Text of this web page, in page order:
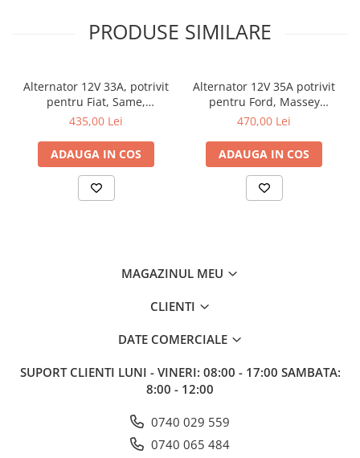
PRODUSE SIMILARE
Alternator 12V 33A, potrivit
pentru Fiat, Same,
Lamborghini
435,00 Lei
ADAUGA IN COS
Alternator 12V 35A potrivit
pentru Ford, Massey
Ferguson, CASE IH, David
470,00 Lei
ADAUGA IN COS
MAGAZINUL MEU
CLIENTI
DATE COMERCIALE
SUPORT CLIENTI LUNI - VINERI: 08:00 - 17:00 SAMBATA:
8:00 - 12:00
0740 029 559
0740 065 484